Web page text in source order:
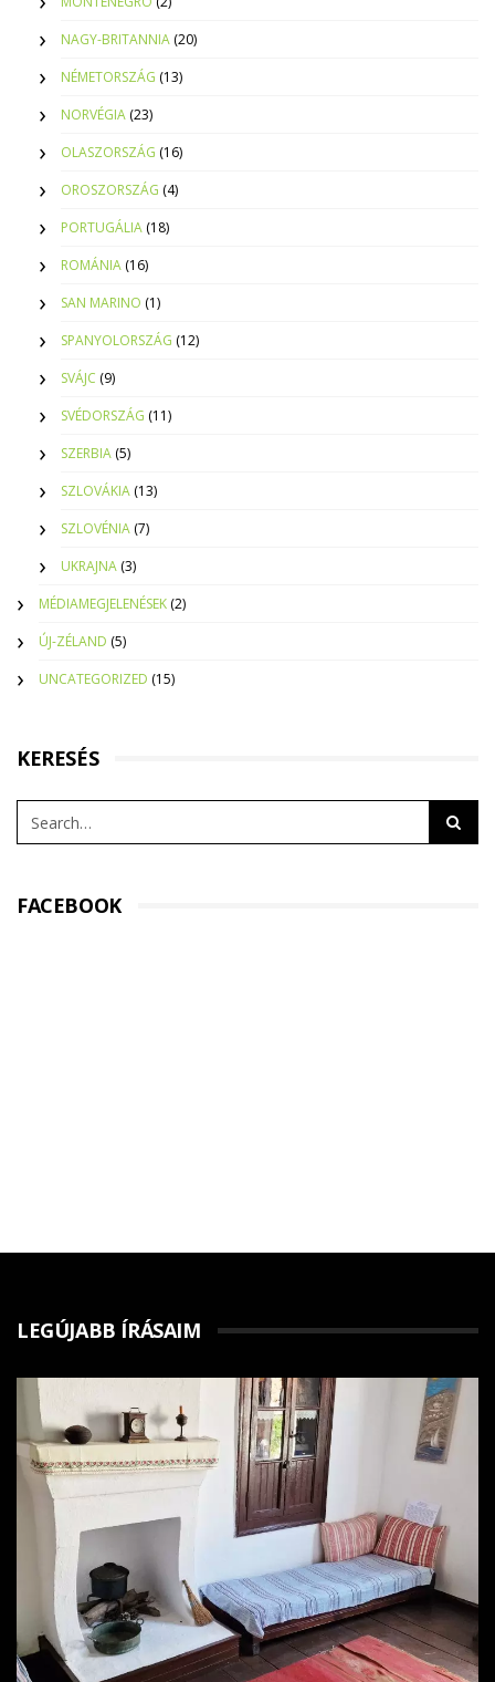
NAGY-BRITANNIA (20)
NÉMETORSZÁG (13)
NORVÉGIA (23)
OLASZORSZÁG (16)
OROSZORSZÁG (4)
PORTUGÁLIA (18)
ROMÁNIA (16)
SAN MARINO (1)
SPANYOLORSZÁG (12)
SVÁJC (9)
SVÉDORSZÁG (11)
SZERBIA (5)
SZLOVÁKIA (13)
SZLOVÉNIA (7)
UKRAJNA (3)
MÉDIAMEGJELENÉSEK (2)
ÚJ-ZÉLAND (5)
UNCATEGORIZED (15)
KERESÉS
FACEBOOK
LEGÚJABB ÍRÁSAIM